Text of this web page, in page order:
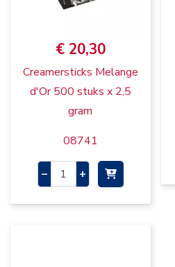
€ 20,30
Creamersticks Melange
d'Or 500 stuks x 2,5
gram
08741
– +